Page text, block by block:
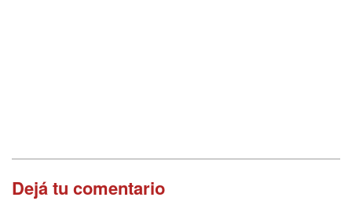
Dejá tu comentario